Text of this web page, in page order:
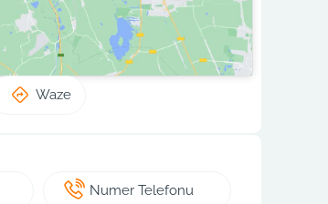
Waze
Numer Telefonu